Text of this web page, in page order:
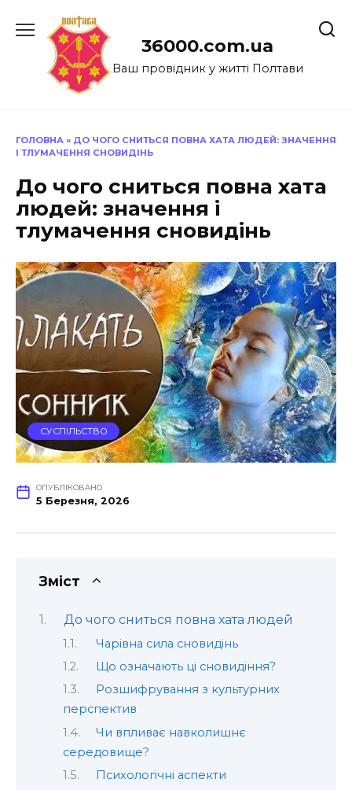
до
36000.com.ua
Ваш провідник у житті Полтави
ГОЛОВНА » ДО ЧОГО СНИТЬСЯ ПОВНА ХАТА ЛЮДЕЙ: ЗНАЧЕННЯ
І ТЛУМАЧЕННЯ СНОВИДІНЬ
До чого сниться повна хата
людей: значення і
тлумачення сновидінь
СУСПІЛЬСТВО
ОПУБЛІКОВАНО
5 Березня, 2026
Зміст
До чого сниться повна хата людей
Чарівна сила сновидінь
Що означають ці сновидіння?
Розшифрування з культурних
перспектив
Чи впливає навколишнє
середовище?
Психологічні аспекти